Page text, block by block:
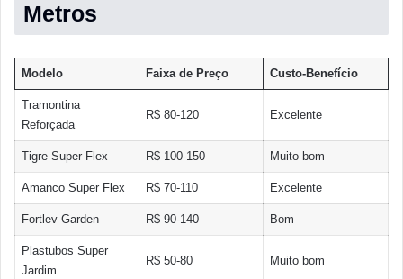
Metros
Modelo Faixa de Preço Custo-Benefício
Tramontina
Reforçada
R$ 80-120 Excelente
Tigre Super Flex R$ 100-150 Muito bom
Amanco Super Flex R$ 70-110 Excelente
Fortlev Garden R$ 90-140 Bom
Plastubos Super
Jardim
R$ 50-80 Muito bom